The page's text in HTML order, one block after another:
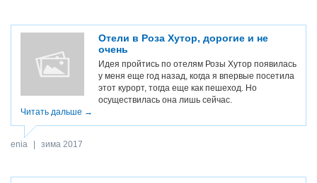
Отели в Роза Хутор, дорогие и не
очень
Идея пройтись по отелям Розы Хутор появилась
у меня еще год назад, когда я впервые посетила
этот курорт, тогда еще как пешеход. Но
осуществилась она лишь сейчас.
Читать дальше →
enia зима 2017